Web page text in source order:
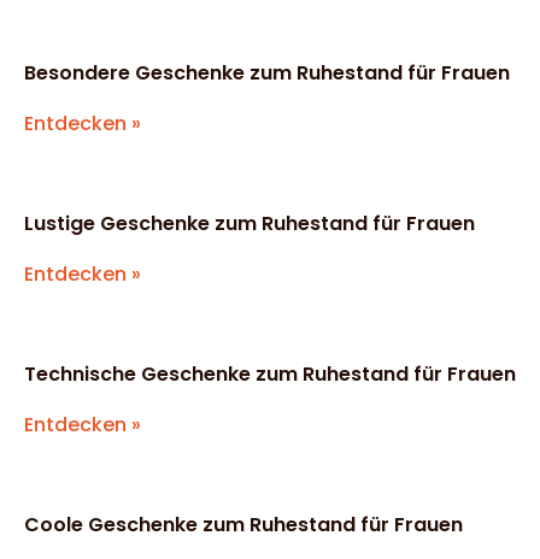
Besondere Geschenke zum Ruhestand für Frauen
Entdecken »
Lustige Geschenke zum Ruhestand für Frauen
Entdecken »
Technische Geschenke zum Ruhestand für Frauen
Entdecken »
Coole Geschenke zum Ruhestand für Frauen